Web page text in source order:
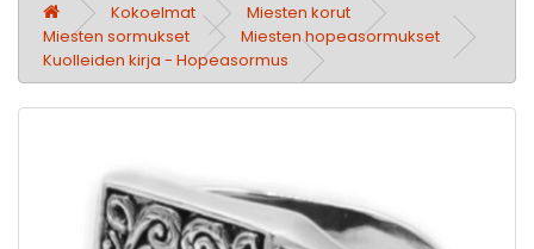
Kokoelmat
Miesten korut
Miesten sormukset
Miesten hopeasormukset
Kuolleiden kirja - Hopeasormus